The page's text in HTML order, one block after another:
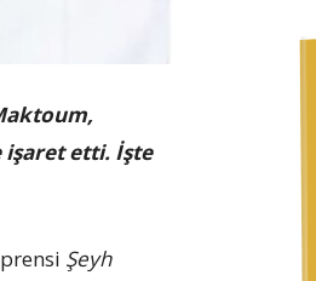
işaret etti. İşte
Şeyh